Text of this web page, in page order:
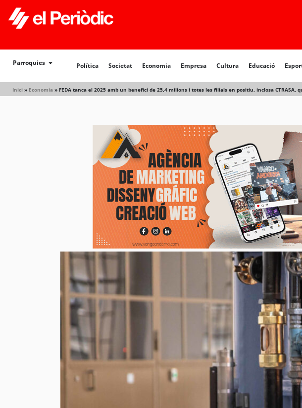
Parroquies Política Societat Economia Empresa Cultura Educació
Inici » Economia » FEDA tanca el 2025 amb un benefici de 25,4 milions i totes les filials en positiu, inclosa CTRASA,
Política Societat